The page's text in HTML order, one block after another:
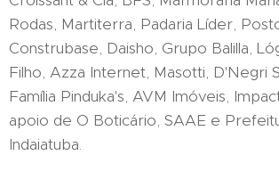
Rodas, Martiterra, Padaria Líder,
Construbase, Daisho, Grupo Balilla,
Filho, Azza Internet, Masotti, D'Negri
Família Pinduka's, AVM Imóveis,
apoio de O Boticário, SAAE e
Indaiatuba.